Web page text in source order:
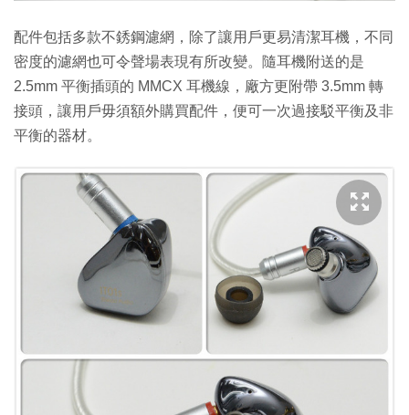
配件包括多款不銹鋼濾網，除了讓用戶更易清潔耳機，不同
密度的濾網也可令聲場表現有所改變。隨耳機附送的是
2.5mm 平衡插頭的 MMCX 耳機線，廠方更附帶 3.5mm 轉
接頭，讓用戶毋須額外購買配件，便可一次過接駁平衡及非
平衡的器材。